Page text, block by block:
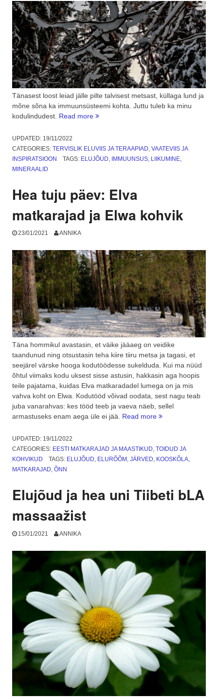
Tänasest loost leiad jälle pilte talvisest metsast, küllaga lund ja
mõne sõna ka immuunsüsteemi kohta. Juttu tuleb ka minu
kodulindudest. Read more “Milline
metsa
ja
UPDATED: 19/11/2022
CATEGORIES: TERVISLIK ELUVIIS JA TERAAPIAD, VAATEVIIS JA
INSPIRATSIOON
TAGS: ELUJÕUD, IMMUUNSUS, LIIKUMINE,
MINERAALID
Hea tuju päev: Elva
matkarajad ja Elwa kohvik
23/01/2021 ANNIKA
Täna hommikul avastasin, et väike jääaeg on veidike
taandunud ning otsustasin teha kiire tiiru metsa ja tagasi, et
seejärel värske hooga kodutöödesse sukelduda. Kui ma nüüd
õhtul viimaks kodu uksest sisse astusin, hakkasin aga hoopis
teile pajatama, kuidas Elva matkaradadel lumega on ja mis
vahva koht on Elwa. Kodutööd võivad oodata, sest nagu teab
juba vanarahvas: kes tööd teeb ja vaeva näeb, sellel
armastuseks enam aega üle ei jää. Read more “Hea
Elva
matkarajad
UPDATED: 19/11/2022
CATEGORIES: EESTI MATKARAJAD JA MAASTIKUD, TOIDUD JA
KOHVIKUD
TAGS: ELUJÕUD, ELURÕÕM , JÄRVED, KOOSKÕLA,
MATKARAJAD, ÕNN
Elujõud ja hea uni Tiibeti bLA
massaažist
15/01/2021 ANNIKA